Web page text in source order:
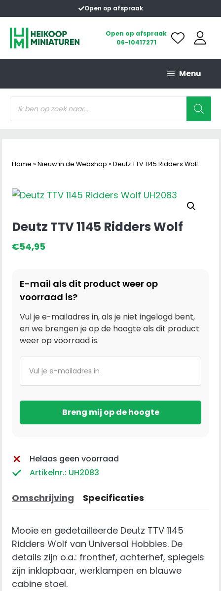
naar
inhoud
Open op afspraak
Open op afspraak
06-10417271
Menu
zoeken
Home » Nieuw in de Webshop » Deutz TTV 1145 Ridders Wolf
Deutz TTV 1145 Ridders Wolf
€54,95
E-mail als dit product weer op
voorraad is?
Vul je e-mailadres in, als je niet ingelogd bent,
en we brengen je op de hoogte als dit product
weer op voorraad is.
Helaas geen voorraad
Artikelnr.: UH2083
Omschrijving Specificaties
Mooie en gedetailleerde Deutz TTV 1145
Ridders Wolf van Universal Hobbies. De
details zijn o.a.: fronthef, achterhef, spiegels
zijn inklapbaar, werklampen en blauwe
cabine stoel.